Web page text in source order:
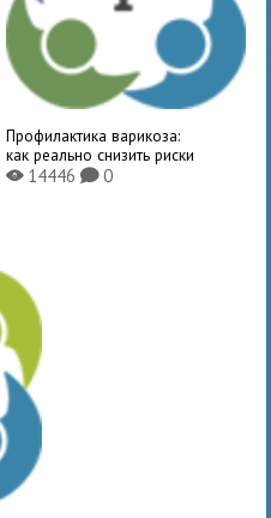
Профилактика варикоза:
как реально снизить риски
X14446 K0